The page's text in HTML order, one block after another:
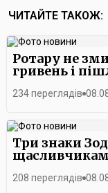
ЧИТАЙТЕ ТАКОЖ:
Ротару не
гривень і
234 переглядів
Три знаки
208 переглядів